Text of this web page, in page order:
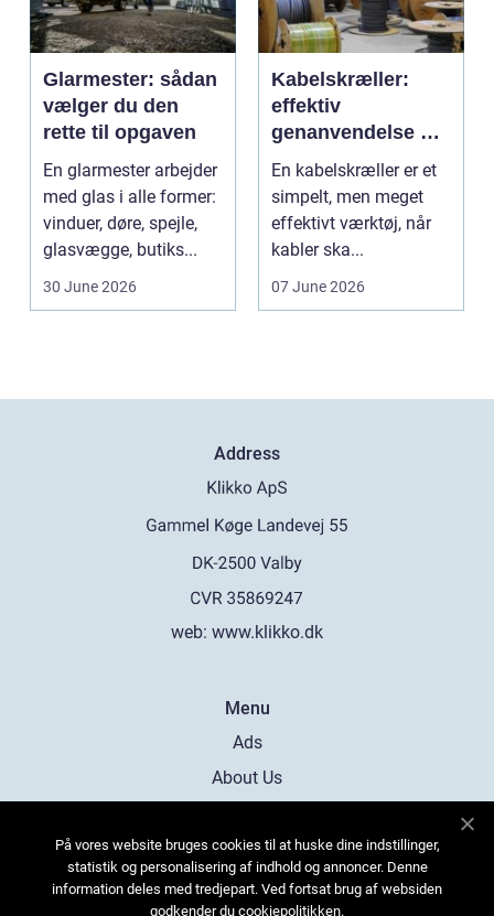
Glarmester: sådan
vælger du den
rette til opgaven
En glarmester arbejder
med glas i alle former:
vinduer, døre, spejle,
glasvægge, butiks...
30 June 2026
Kabelskræller:
effektiv
genanvendelse og
bedre økonomi i
kabelhåndtering
En kabelskræller er et
simpelt, men meget
effektivt værktøj, når
kabler ska...
07 June 2026
Address
web: www.klikko.dk
Menu
Ads
About Us
Contact
Sitemap
På vores website bruges cookies til at huske dine indstillinger,
statistik og personalisering af indhold og annoncer. Denne
information deles med tredjepart. Ved fortsat brug af websiden
godkender du cookiepolitikken.